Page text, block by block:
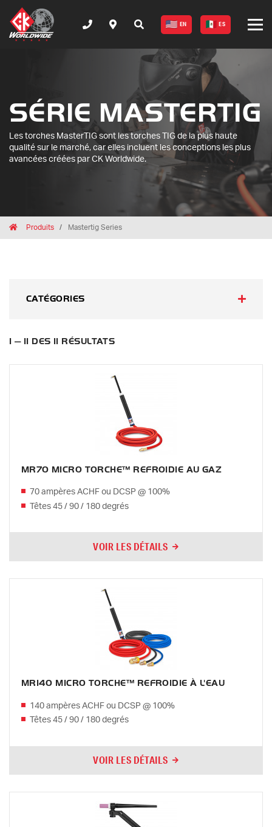
EN ES
SÉRIE MASTERTIG
Les torches MasterTIG sont les torches TIG de la plus haute
qualité sur le marché, car elles incluent les conceptions les plus
avancées créées par CK Worldwide.
HomeProduits Mastertig Series
CATÉGORIES
1 — 11 DES 11 RÉSULTATS
MR70 MICRO TORCHE™ REFROIDIE AU GAZ
70 ampères ACHF ou DCSP @ 100%
Têtes 45 / 90 / 180 degrés
VOIR LES DÉTAILS
MR140 MICRO TORCHE™ REFROIDIE À L'EAU
140 ampères ACHF ou DCSP @ 100%
Têtes 45 / 90 / 180 degrés
VOIR LES DÉTAILS